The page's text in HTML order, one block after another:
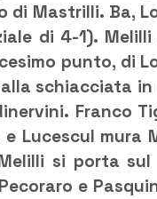
Mastrilli. Ba,
di 4-1).
punto, di
schiacciata
Franco
Lucescul mura
si porta
e